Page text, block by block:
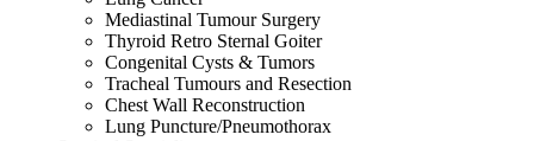
Mediastinal Tumour Surgery
Thyroid Retro Sternal Goiter
Congenital Cysts & Tumors
Tracheal Tumours and Resection
Chest Wall Reconstruction
Lung Puncture/Pneumothorax